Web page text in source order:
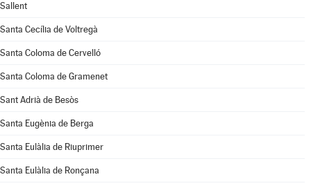
Sallent
Santa Cecília de Voltregà
Santa Coloma de Cervelló
Santa Coloma de Gramenet
Sant Adrià de Besòs
Santa Eugènia de Berga
Santa Eulàlia de Riuprimer
Santa Eulàlia de Ronçana